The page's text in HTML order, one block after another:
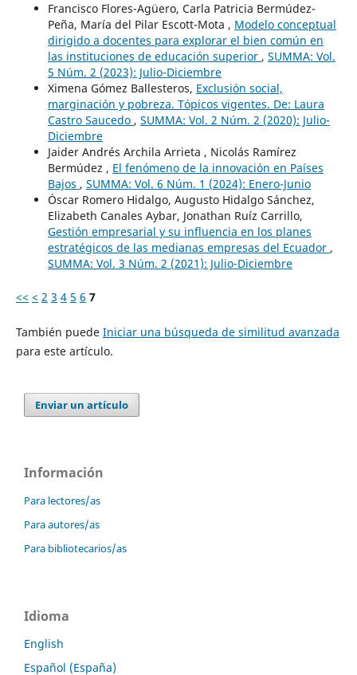
Francisco Flores-Agüero, Carla Patricia Bermúdez-
Peña, María del Pilar Escott-Mota , Modelo conceptual
dirigido a docentes para explorar el bien común en
las instituciones de educación superior , SUMMA: Vol.
5 Núm. 2 (2023): Julio-Diciembre
Ximena Gómez Ballesteros, Exclusión social,
marginación y pobreza. Tópicos vigentes. De: Laura
Castro Saucedo , SUMMA: Vol. 2 Núm. 2 (2020): Julio-
Diciembre
Jaider Andrés Archila Arrieta , Nicolás Ramírez
Bermúdez , El fenómeno de la innovación en Países
Bajos , SUMMA: Vol. 6 Núm. 1 (2024): Enero-Junio
Óscar Romero Hidalgo, Augusto Hidalgo Sánchez,
Elizabeth Canales Aybar, Jonathan Ruíz Carrillo,
Gestión empresarial y su influencia en los planes
estratégicos de las medianas empresas del Ecuador ,
SUMMA: Vol. 3 Núm. 2 (2021): Julio-Diciembre
<< < 2 3 4 5 6 7
También puede Iniciar una búsqueda de similitud avanzada
para este artículo.
Enviar un artículo
Información
Para lectores/as
Para autores/as
Para bibliotecarios/as
Idioma
English
Español (España)